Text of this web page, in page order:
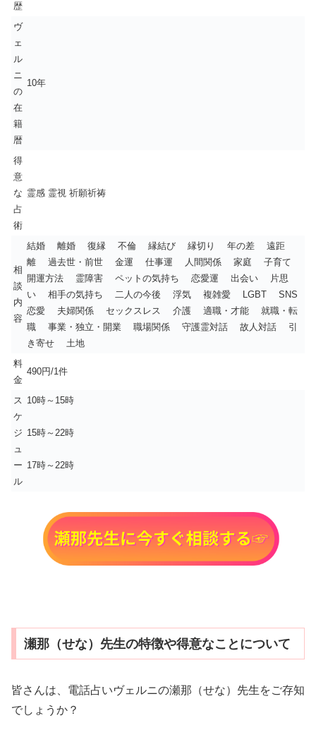
歴
ヴ
ェ
ル
ニ
の
在
籍
暦
10年
得
意
な
占
術
霊感 霊視 祈願祈祷
相
談
内
容
結婚 離婚 復縁 不倫 縁結び 縁切り 年の差 遠距
離 過去世・前世 金運 仕事運 人間関係 家庭 子育て
開運方法 霊障害 ペットの気持ち 恋愛運 出会い 片思
い 相手の気持ち 二人の今後 浮気 複雑愛 LGBT SNS
恋愛 夫婦関係 セックスレス 介護 適職・才能 就職・転
職 事業・独立・開業 職場関係 守護霊対話 故人対話 引
き寄せ 土地
料
金
490円/1件
ス
ケ
ジ
ュ
ー
ル
10時～15時
15時～22時
17時～22時
瀬那（せな）先生の特徴や得意なことについて
皆さんは、電話占いヴェルニの瀬那（せな）先生をご存知
でしょうか？